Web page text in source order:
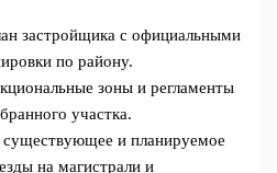
застройщика с официальными
по району.
зоны и регламенты
участка.
существующее и планируемое
на магистрали и